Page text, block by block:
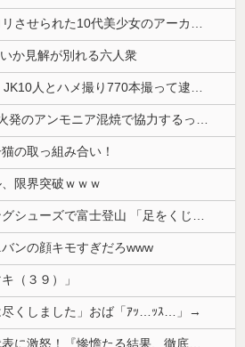
か見解が別れる六人衆
の取っ組み合い！
限界突破ｗｗｗ
バンの顔キモすぎだろwww
（３９）」
尽くしました」おば「ｱｯ…ｯｽ…」→